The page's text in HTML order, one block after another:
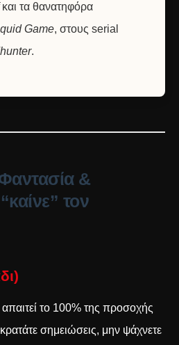
και τα θανατηφόρα
Game, στους serial
.
&
τον
το 100% της προσοχής
σημειώσεις, μην ψάχνετε